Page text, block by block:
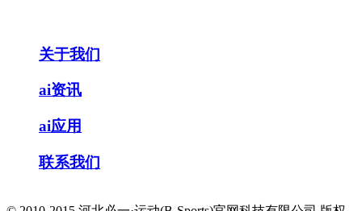
关于我们
ai资讯
ai应用
联系我们